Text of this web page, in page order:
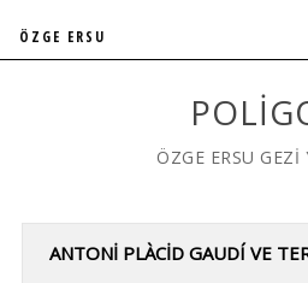
ÖZGE ERSU GEZİ
ANTONİ PLÀCİD GAUDÍ VE
ÖZGE ERSU